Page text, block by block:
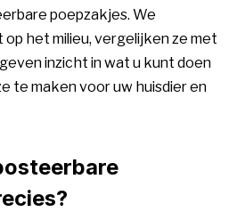
poepzakjes. We
het milieu, vergelijken ze met
inzicht in wat u kunt doen
te maken voor uw huisdier en